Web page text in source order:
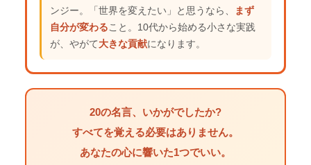
ンジー。「世界を変えたい」と思うなら、
まず
自分が変わる こと。10代から始める小さな実践
が、やがて 大きな貢献になります。
20の名言、いかがでしたか?
すべてを覚える必要はありません。
あなたの心に響いた1つでいい。